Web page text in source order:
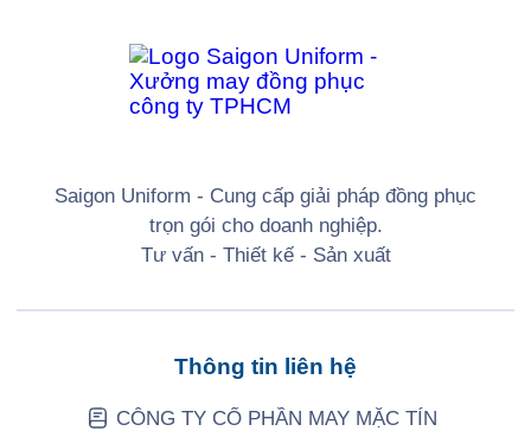
Saigon Uniform - Cung cấp giải pháp đồng phục
trọn gói cho doanh nghiệp.
Tư vấn - Thiết kế - Sản xuất
Thông tin liên hệ
CÔNG TY CỔ PHẦN MAY MẶC TÍN